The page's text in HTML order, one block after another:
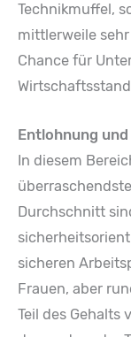
Technikmuffel,
mittlerweile
Chance für
Entlohnung
In diesem
Durchschnitt
sicheren
Frauen, aber
Teil des Gehalts